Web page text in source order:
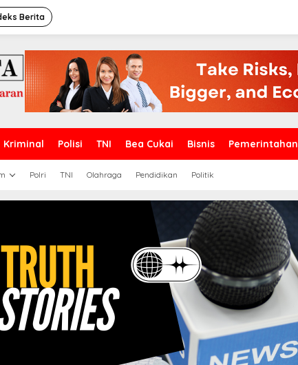
Berita
Kriminal Polisi TNI Bea Cukai Bisnis Pemerintahan
Polri TNI Olahraga Pendidikan Politik